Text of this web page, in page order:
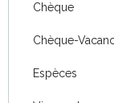
Chèque
Chèque-
Espèces